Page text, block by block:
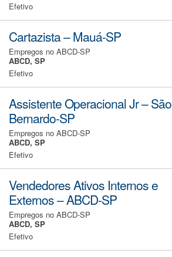
Efetivo
Cartazista – Mauá-SP
Empregos no ABCD-SP
ABCD, SP
Efetivo
Assistente Operacional Jr – São
Bernardo-SP
Empregos no ABCD-SP
ABCD, SP
Efetivo
Vendedores Ativos Internos e
Externos – ABCD-SP
Empregos no ABCD-SP
ABCD, SP
Efetivo